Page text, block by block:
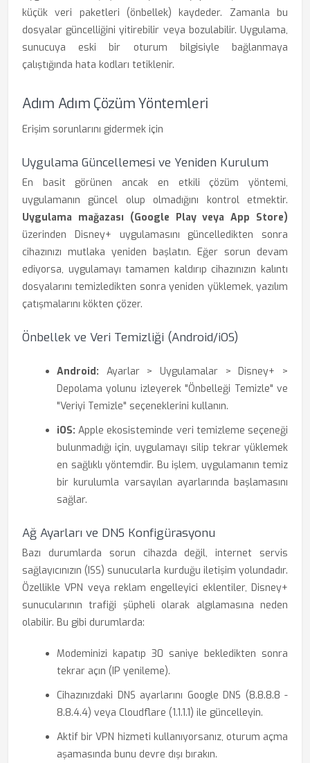
küçük veri paketleri (önbellek) kaydeder. Zamanla bu
dosyalar güncelliğini yitirebilir veya bozulabilir. Uygulama,
sunucuya eski bir oturum bilgisiyle bağlanmaya
çalıştığında hata kodları tetiklenir.
Adım Adım Çözüm Yöntemleri
Erişim sorunlarını gidermek için
Uygulama Güncellemesi ve Yeniden Kurulum
En basit görünen ancak en etkili çözüm yöntemi,
uygulamanın güncel olup olmadığını kontrol etmektir.
Uygulama mağazası (Google Play veya App Store)
üzerinden Disney+ uygulamasını güncelledikten sonra
cihazınızı mutlaka yeniden başlatın. Eğer sorun devam
ediyorsa, uygulamayı tamamen kaldırıp cihazınızın kalıntı
dosyalarını temizledikten sonra yeniden yüklemek, yazılım
çatışmalarını kökten çözer.
Önbellek ve Veri Temizliği (Android/iOS)
Android: Ayarlar > Uygulamalar > Disney+ >
Depolama yolunu izleyerek "Önbelleği Temizle" ve
"Veriyi Temizle" seçeneklerini kullanın.
iOS: Apple ekosisteminde veri temizleme seçeneği
bulunmadığı için, uygulamayı silip tekrar yüklemek
en sağlıklı yöntemdir. Bu işlem, uygulamanın temiz
bir kurulumla varsayılan ayarlarında başlamasını
sağlar.
Ağ Ayarları ve DNS Konfigürasyonu
Bazı durumlarda sorun cihazda değil, internet servis
sağlayıcınızın (ISS) sunucularla kurduğu iletişim yolundadır.
Özellikle VPN veya reklam engelleyici eklentiler, Disney+
sunucularının trafiği şüpheli olarak algılamasına neden
olabilir. Bu gibi durumlarda:
Modeminizi kapatıp 30 saniye bekledikten sonra
tekrar açın (IP yenileme).
Cihazınızdaki DNS ayarlarını Google DNS (8.8.8.8 -
8.8.4.4) veya Cloudflare (1.1.1.1) ile güncelleyin.
Aktif bir VPN hizmeti kullanıyorsanız, oturum açma
aşamasında bunu devre dışı bırakın.